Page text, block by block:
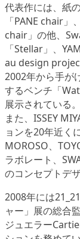
代表作には、紙
「PANE chair
chair」の他、
「Stellar」、
au design project
2002年から手が
するベンチ「
展示されている。
また、ISSEY
ョンを20年近く
MOROSO、
ラボレート、
のコンセプトデ
2008年には
ャー」展の総合
ジュエラー